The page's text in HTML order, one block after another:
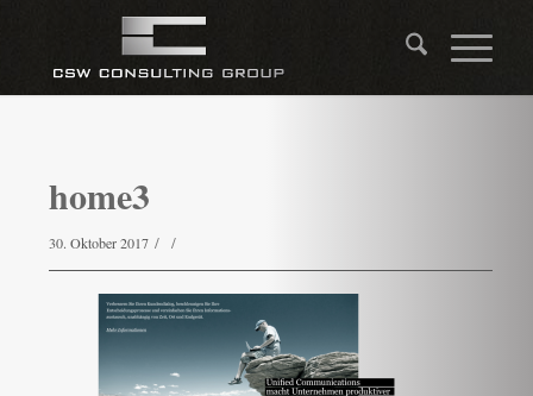
home3
30. Oktober 2017 / /